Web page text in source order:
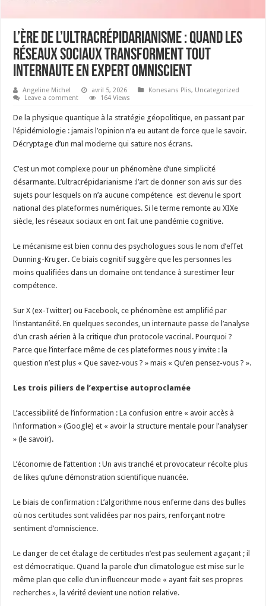
L’ère de l’ultracrépidarianisme : Quand les
réseaux sociaux transforment tout
internaute en expert omniscient
Angeline Michel avril 5, 2026 Konesans Plis, Uncategorized
Leave a comment
164 Views
De la physique quantique à la stratégie géopolitique, en passant par
l’épidémiologie : jamais l’opinion n’a eu autant de force que le savoir.
Décryptage d’un mal moderne qui sature nos écrans.
C’est un mot complexe pour un phénomène d’une simplicité
désarmante. L’ultracrépidarianisme :l’art de donner son avis sur des
sujets pour lesquels on n’a aucune compétence est devenu le sport
national des plateformes numériques. Si le terme remonte au XIXe
siècle, les réseaux sociaux en ont fait une pandémie cognitive.
Le mécanisme est bien connu des psychologues sous le nom d’effet
Dunning-Kruger. Ce biais cognitif suggère que les personnes les
moins qualifiées dans un domaine ont tendance à surestimer leur
compétence.
Sur X (ex-Twitter) ou Facebook, ce phénomène est amplifié par
l’instantanéité. En quelques secondes, un internaute passe de l’analyse
d’un crash aérien à la critique d’un protocole vaccinal. Pourquoi ?
Parce que l’interface même de ces plateformes nous y invite : la
question n’est plus « Que savez-vous ? » mais « Qu’en pensez-vous ? ».‎
Les trois piliers de l’expertise autoproclamée
L’accessibilité de l’information : La confusion entre « avoir accès à
l’information » (Google) et « avoir la structure mentale pour l’analyser
» (le savoir).
L’économie de l’attention : Un avis tranché et provocateur récolte plus
de likes qu’une démonstration scientifique nuancée.
Le biais de confirmation : L’algorithme nous enferme dans des bulles
où nos certitudes sont validées par nos pairs, renforçant notre
sentiment d’omniscience.
Le danger de cet étalage de certitudes n’est pas seulement agaçant ; il
est démocratique. Quand la parole d’un climatologue est mise sur le
même plan que celle d’un influenceur mode « ayant fait ses propres
recherches », la vérité devient une notion relative.